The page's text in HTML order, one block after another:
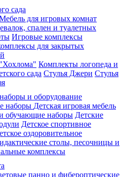
сада
для игровых комнат
спален и туалетных
Игровые комплексы
для закрытых
Комплекты логопеда и
сада Стулья Джери Стулья
и оборудование
наборы Детская игровая мебель
обучающие наборы Детские
Детское спортивное
оздоровительное
столы, песочницы и
комплексы
панно и фибероптические